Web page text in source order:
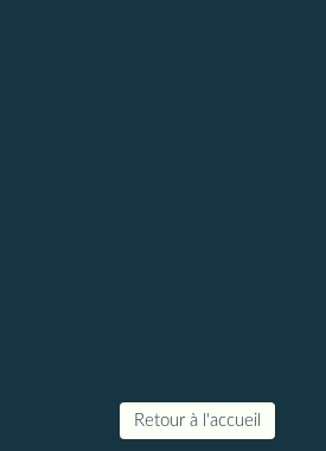
Retour à l'accueil